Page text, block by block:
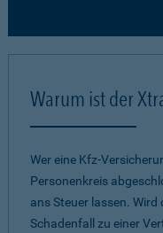
Warum ist der
Wer eine Kfz-
Personenkreis
ans Steuer lassen.
Schadenfall zu einer